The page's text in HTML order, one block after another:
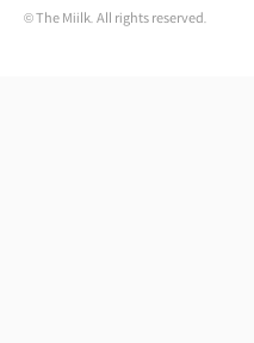
© The Miilk. All rights reserved.